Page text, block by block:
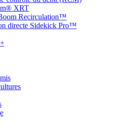
XRT
Recirculation™
directe Sidekick Pro™